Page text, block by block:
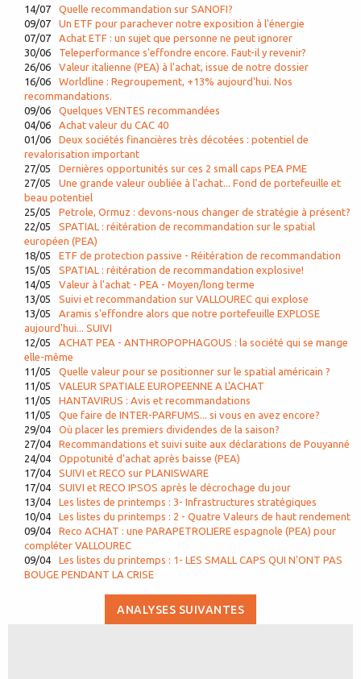
14/07
Quelle recommandation sur SANOFI?
09/07
Un ETF pour parachever notre exposition à l'énergie
07/07
Achat ETF : un sujet que personne ne peut ignorer
30/06
Teleperformance s'effondre encore. Faut-il y revenir?
26/06
Valeur italienne (PEA) à l'achat, issue de notre dossier
16/06
Worldline : Regroupement, +13% aujourd'hui. Nos
recommandations.
09/06
Quelques VENTES recommandées
04/06
Achat valeur du CAC 40
01/06
Deux sociétés financières très décotées : potentiel de
revalorisation important
27/05
Dernières opportunités sur ces 2 small caps PEA PME
27/05
Une grande valeur oubliée à l'achat... Fond de portefeuille et
beau potentiel
25/05
Petrole, Ormuz : devons-nous changer de stratégie à présent?
22/05
SPATIAL : réitération de recommandation sur le spatial
européen (PEA)
18/05
ETF de protection passive - Réitération de recommandation
15/05
SPATIAL : réitération de recommandation explosive!
14/05
Valeur à l'achat - PEA - Moyen/long terme
13/05
Suivi et recommandation sur VALLOUREC qui explose
13/05
Aramis s'effondre alors que notre portefeuille EXPLOSE
aujourd'hui... SUIVI
12/05
ACHAT PEA - ANTHROPOPHAGOUS : la société qui se mange
elle-même
11/05
Quelle valeur pour se positionner sur le spatial américain ?
11/05
VALEUR SPATIALE EUROPEENNE A L'ACHAT
11/05
HANTAVIRUS : Avis et recommandations
11/05
Que faire de INTER-PARFUMS... si vous en avez encore?
29/04
Où placer les premiers dividendes de la saison?
27/04
Recommandations et suivi suite aux déclarations de Pouyanné
24/04
Oppotunité d'achat après baisse (PEA)
17/04
SUIVI et RECO sur PLANISWARE
17/04
SUIVI et RECO IPSOS après le décrochage du jour
13/04
Les listes de printemps : 3- Infrastructures stratégiques
10/04
Les listes du printemps : 2 - Quatre Valeurs de haut rendement
09/04
Reco ACHAT : une PARAPETROLIERE espagnole (PEA) pour
compléter VALLOUREC
09/04
Les listes du printemps : 1- LES SMALL CAPS QUI N'ONT PAS
BOUGE PENDANT LA CRISE
ANALYSES SUIVANTES